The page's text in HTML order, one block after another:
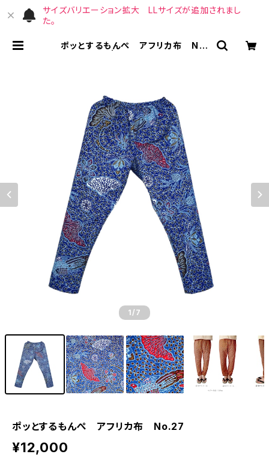
サイズバリエーション拡大 LLサイズが追加されまし
た。
ポッとするもんぺ アフリカ布 No.
1 /7
ポッとするもんぺ アフリカ布 No.27
¥12,000